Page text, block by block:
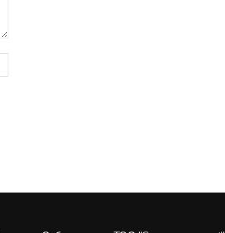
Сайт: